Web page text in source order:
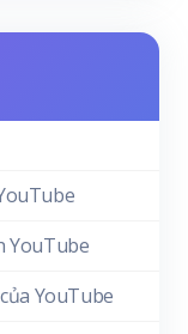
YouTube
YouTube